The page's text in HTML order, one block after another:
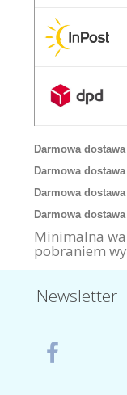
Darmowa
Darmowa
Darmowa
Darmowa
Minimalna
pobraniem
Newsletter